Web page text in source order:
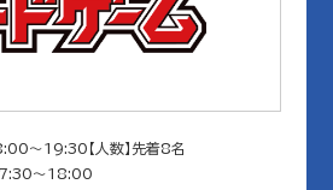
～19:30【人数】先着8名
17:30～18:00